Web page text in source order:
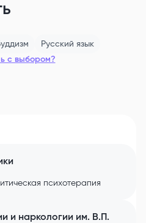
Русский язык
с выбором?
психотерапия
и наркологии им. В.П.